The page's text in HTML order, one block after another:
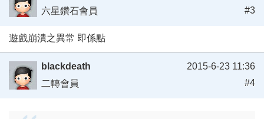
六星鑽石會員
#3
遊戲崩潰之異常 即係點
blackdeath
二轉會員
2015-6-23 11:36
#4